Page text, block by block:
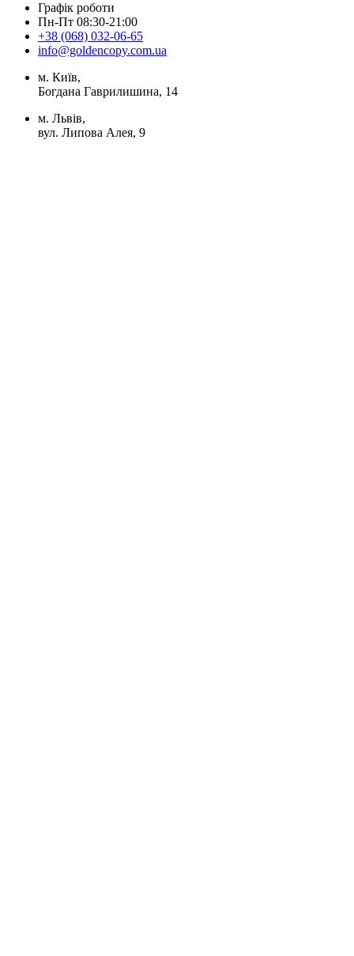
Графік роботи
Пн-Пт 08:30-21:00
+38 (068) 032-06-65
info@goldencopy.com.ua
м. Київ,
Богдана Гаврилишина, 14
м. Львів,
вул. Липова Алея, 9